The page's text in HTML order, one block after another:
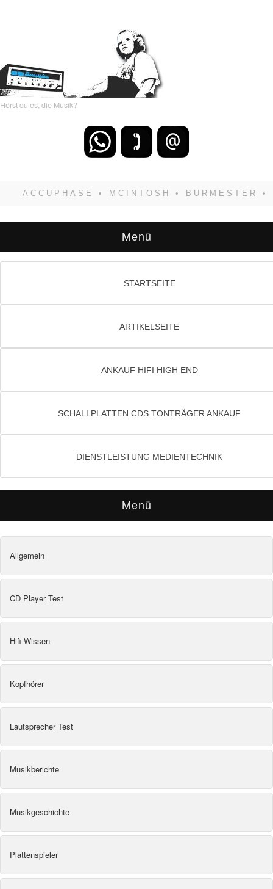
Hörst du es, die Musik?
zwangsläufig siegen! Und noch was: Hifi
Menü
STARTSEITE
ARTIKELSEITE
ANKAUF HIFI HIGH END
SCHALLPLATTEN CDS TONTRÄGER ANKAUF
DIENSTLEISTUNG MEDIENTECHNIK
Menü
Allgemein
CD Player Test
Hifi Wissen
Kopfhörer
Lautsprecher Test
Musikberichte
Musikgeschichte
Plattenspieler